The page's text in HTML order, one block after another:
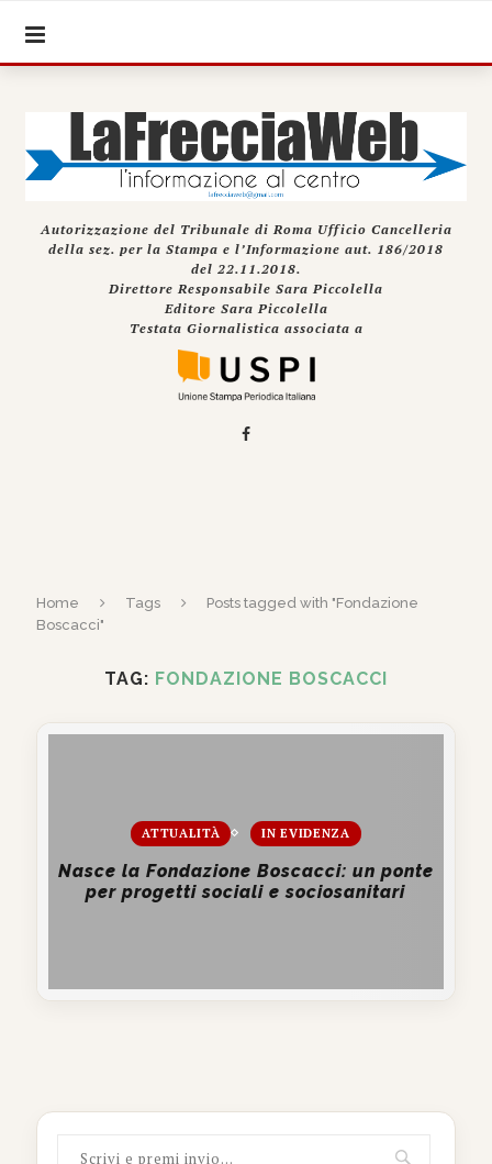
Autorizzazione del Tribunale di Roma Ufficio Cancelleria
della sez. per la Stampa e l’Informazione aut. 186/2018
del 22.11.2018.
Direttore Responsabile Sara Piccolella
Editore Sara Piccolella
Testata Giornalistica associata a
Home Tags
Posts tagged with "Fondazione
Boscacci"
TAG: FONDAZIONE BOSCACCI
ATTUALITÀ IN EVIDENZA
Nasce la Fondazione Boscacci: un ponte
per progetti sociali e sociosanitari